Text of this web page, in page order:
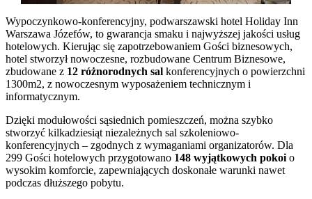
Wypoczynkowo-konferencyjny, podwarszawski hotel Holiday Inn
Warszawa Józefów, to gwarancja smaku i najwyższej jakości usług
hotelowych. Kierując się zapotrzebowaniem Gości biznesowych,
hotel stworzył nowoczesne, rozbudowane Centrum Biznesowe,
zbudowane z 12 różnorodnych sal konferencyjnych o powierzchni
1300m2, z nowoczesnym wyposażeniem technicznym i
informatycznym.
Dzięki modułowości sąsiednich pomieszczeń, można szybko
stworzyć kilkadziesiąt niezależnych sal szkoleniowo-
konferencyjnych – zgodnych z wymaganiami organizatorów. Dla
299 Gości hotelowych przygotowano 148 wyjątkowych pokoi o
wysokim komforcie, zapewniających doskonałe warunki nawet
podczas dłuższego pobytu.